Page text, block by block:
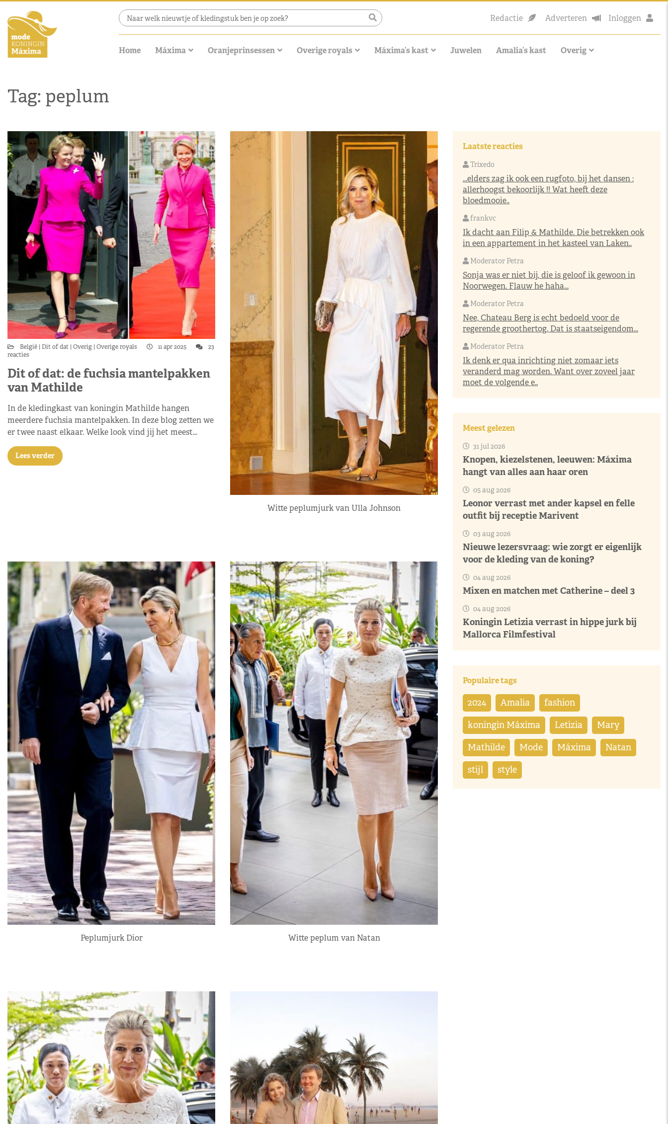
Redactie Adverteren Inloggen
Home Máxima Oranjeprinsessen Overige royals Máxima’s kast Juwelen Amalia’s kast Overig
Tag: peplum
België Dit of dat Overig Overige royals 11 apr 2025
23
reacties
Dit of dat: de fuchsia mantelpakken
van Mathilde
In de kledingkast van koningin Mathilde hangen
meerdere fuchsia mantelpakken. In deze blog zetten we
er twee naast elkaar. Welke look vind jij het meest…
Lees verder
Witte peplumjurk van Ulla Johnson
Peplumjurk Dior Witte peplum van Natan
Laatste reacties
Trixedo
...elders zag ik ook een rugfoto, bij het dansen :
allerhoogst bekoorlijk !! Wat heeft deze
bloedmooie..
frankvc
Ik dacht aan Filip & Mathilde. Die betrekken ook
in een appartement in het kasteel van Laken..
Moderator Petra
Sonja was er niet bij, die is geloof ik gewoon in
Noorwegen. Flauw he haha...
Moderator Petra
Nee, Chateau Berg is echt bedoeld voor de
regerende groothertog. Dat is staatseigendom...
Moderator Petra
Ik denk er qua inrichting niet zomaar iets
veranderd mag worden. Want over zoveel jaar
moet de volgende e..
Meest gelezen
31 jul 2026
Knopen, kiezelstenen, leeuwen: Máxima
hangt van alles aan haar oren
05 aug 2026
Leonor verrast met ander kapsel en felle
outfit bij receptie Marivent
03 aug 2026
Nieuwe lezersvraag: wie zorgt er eigenlijk
voor de kleding van de koning?
04 aug 2026
Mixen en matchen met Catherine – deel 3
04 aug 2026
Koningin Letizia verrast in hippe jurk bij
Mallorca Filmfestival
Populaire tags
2024 Amalia fashion
koningin Máxima Letizia Mary
Mathilde Mode Máxima Natan
stijl style